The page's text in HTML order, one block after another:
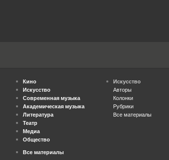
Кино
Искусство
Современная музыка
Академическая музыка
Литература
Театр
Медиа
Общество
Все материалы
Искусство
Авторы
Колонки
Рубрики
Все материалы